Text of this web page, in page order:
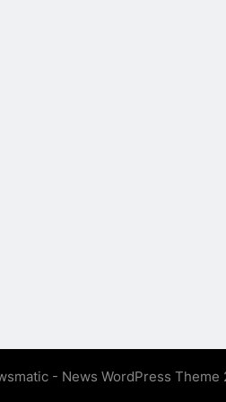
- News WordPress Theme